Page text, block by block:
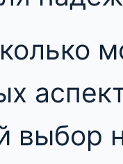
выбор